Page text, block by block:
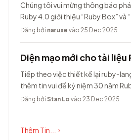
Chúng tôi vui mừng thông báo
Ruby 4.0 giới thiệu “Ruby Box” và
tiến khác.
Đăng bởi naruse vào 25 Dec 2025
Diện mạo mới cho tài liệu
Tiếp theo việc thiết kế lại ruby-
thêm tin vui để kỷ niệm 30 năm
lang.org có diện mạo hoàn toàn...
Đăng bởi Stan Lo vào 23 Dec 2025
Thêm Tin...